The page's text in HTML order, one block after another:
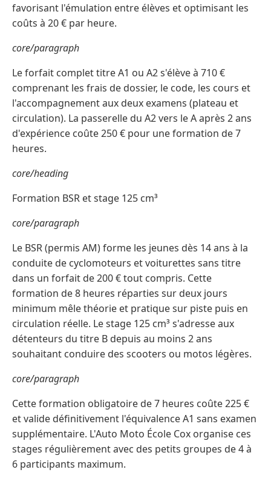
favorisant l'émulation entre élèves et optimisant les
coûts à 20 € par heure.
core/paragraph
Le forfait complet titre A1 ou A2 s'élève à 710 €
comprenant les frais de dossier, le code, les cours et
l'accompagnement aux deux examens (plateau et
circulation). La passerelle du A2 vers le A après 2 ans
d'expérience coûte 250 € pour une formation de 7
heures.
core/heading
Formation BSR et stage 125 cm³
core/paragraph
Le BSR (permis AM) forme les jeunes dès 14 ans à la
conduite de cyclomoteurs et voiturettes sans titre
dans un forfait de 200 € tout compris. Cette
formation de 8 heures réparties sur deux jours
minimum mêle théorie et pratique sur piste puis en
circulation réelle. Le stage 125 cm³ s'adresse aux
détenteurs du titre B depuis au moins 2 ans
souhaitant conduire des scooters ou motos légères.
core/paragraph
Cette formation obligatoire de 7 heures coûte 225 €
et valide définitivement l'équivalence A1 sans examen
supplémentaire. L'Auto Moto École Cox organise ces
stages régulièrement avec des petits groupes de 4 à
6 participants maximum.